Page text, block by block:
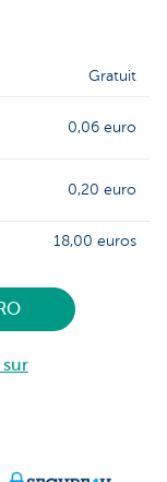
Gratuit
0,06 euro
0,20 euro
18,00 euros